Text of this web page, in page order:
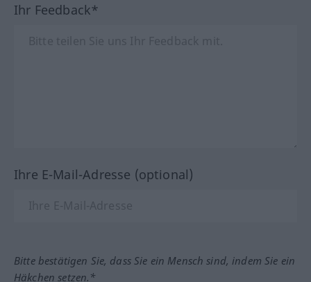
Ihr Feedback*
Ihre E-Mail-Adresse (optional)
Bitte bestätigen Sie, dass Sie ein Mensch sind, indem Sie ein
Häkchen setzen.*